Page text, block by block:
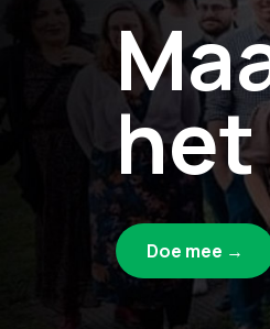
Doe mee →